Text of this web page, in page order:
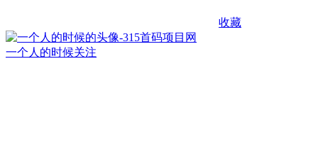
收藏
一个人的时候关注